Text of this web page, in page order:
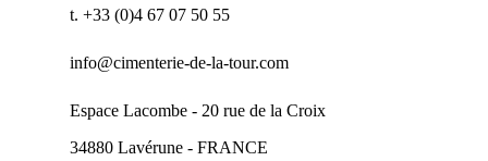
t. +33 (0)4 67 07 50 55
info@cimenterie-de-la-tour.com
Espace Lacombe - 20 rue de la Croix
34880 Lavérune - FRANCE